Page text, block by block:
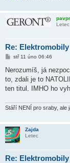
Letec
Re:
P
í
p
ě
k
stř 11 úno 06:46
Nerozumíš, já
to, zdali je to
ten titul. IMHO ho
Stáří NENÍ pro sraby, ale
Zajda
Letec
Re: